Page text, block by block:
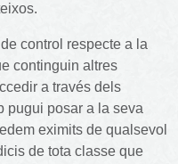
control respecte a la
continguin altres
a través dels
pugui posar a la seva
eximits de qualsevol
de tota classe que